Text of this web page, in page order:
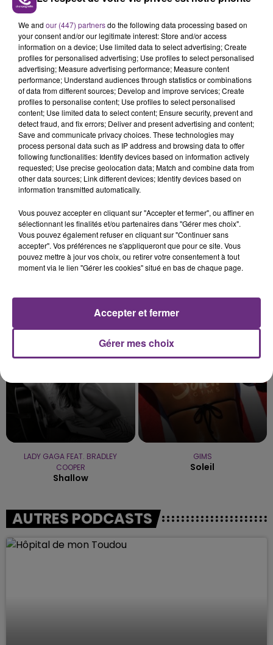
Tours les jours, retrouvez le "Mag des Sports"
Champagne FM.
TITRES DIFFUSÉS
10h38
10h38 10h35
10h35
10h30
10h30
LADY GAGA FEAT. BRADLEY
COOPER
Shallow
10h27
10h27
GIMS
Soleil
AUTRES PODCASTS
We and our (447) partnersdo the following data processing based on
your consent and/or our legitimate interest: Store and/or access
information on a device; Use limited data to select advertising; Create
profiles for personalised advertising; Use profiles to select personalised
advertising; Measure advertising performance; Measure content
performance; Understand audiences through statistics or combinations
of data from different sources; Develop and improve services; Create
profiles to personalise content; Use profiles to select personalised
content; Use limited data to select content; Ensure security, prevent and
detect fraud, and fix errors; Deliver and present advertising and content;
Save and communicate privacy choices. These technologies may
process personal data such as IP address and browsing data to offer
following functionalities: Identify devices based on information actively
requested; Use precise geolocation data; Match and combine data from
other data sources; Link different devices; Identify devices based on
information transmitted automatically.
Vous pouvez accepter en cliquant sur "Accepter et fermer", ou affiner en
sélectionnant les finalités et/ou partenaires dans "Gérer mes choix".
Vous pouvez également refuser en cliquant sur "Continuer sans
accepter". Vos préférences ne s'appliqueront que pour ce site. Vous
pouvez mettre à jour vos choix, ou retirer votre consentement à tout
moment via le lien "Gérer les cookies" situé en bas de chaque page.
Gérer mes choix
Accepter et fermer